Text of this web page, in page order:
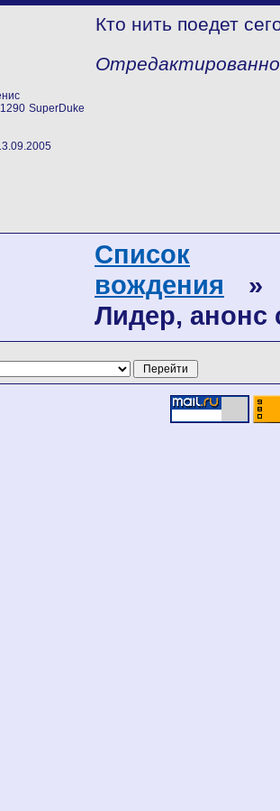
SuperDuke
Кто нить поедет
Отредактированно
Список
вождения »
Лидер, анонс